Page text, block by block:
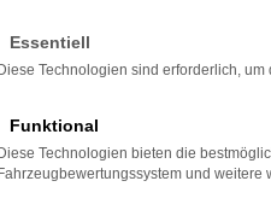
Essentiell
Diese Technologien sind erforderlich,
Funktional
Diese Technologien bieten die
Fahrzeugbewertungssystem und weitere